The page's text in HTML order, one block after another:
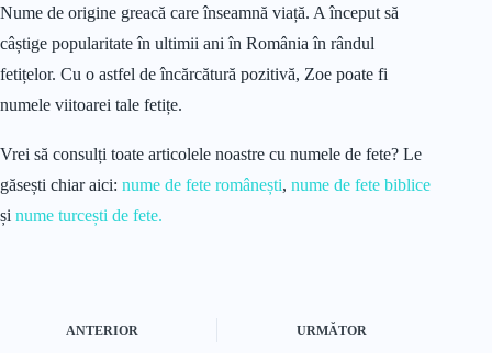
Nume de origine greacă care înseamnă viață. A început să
câștige popularitate în ultimii ani în România în rândul
fetițelor. Cu o astfel de încărcătură pozitivă, Zoe poate fi
numele viitoarei tale fetițe.
Vrei să consulți toate articolele noastre cu numele de fete? Le
găsești chiar aici: nume de fete românești, nume de fete biblice
și nume turcești de fete.
ANTERIOR URMĂTOR